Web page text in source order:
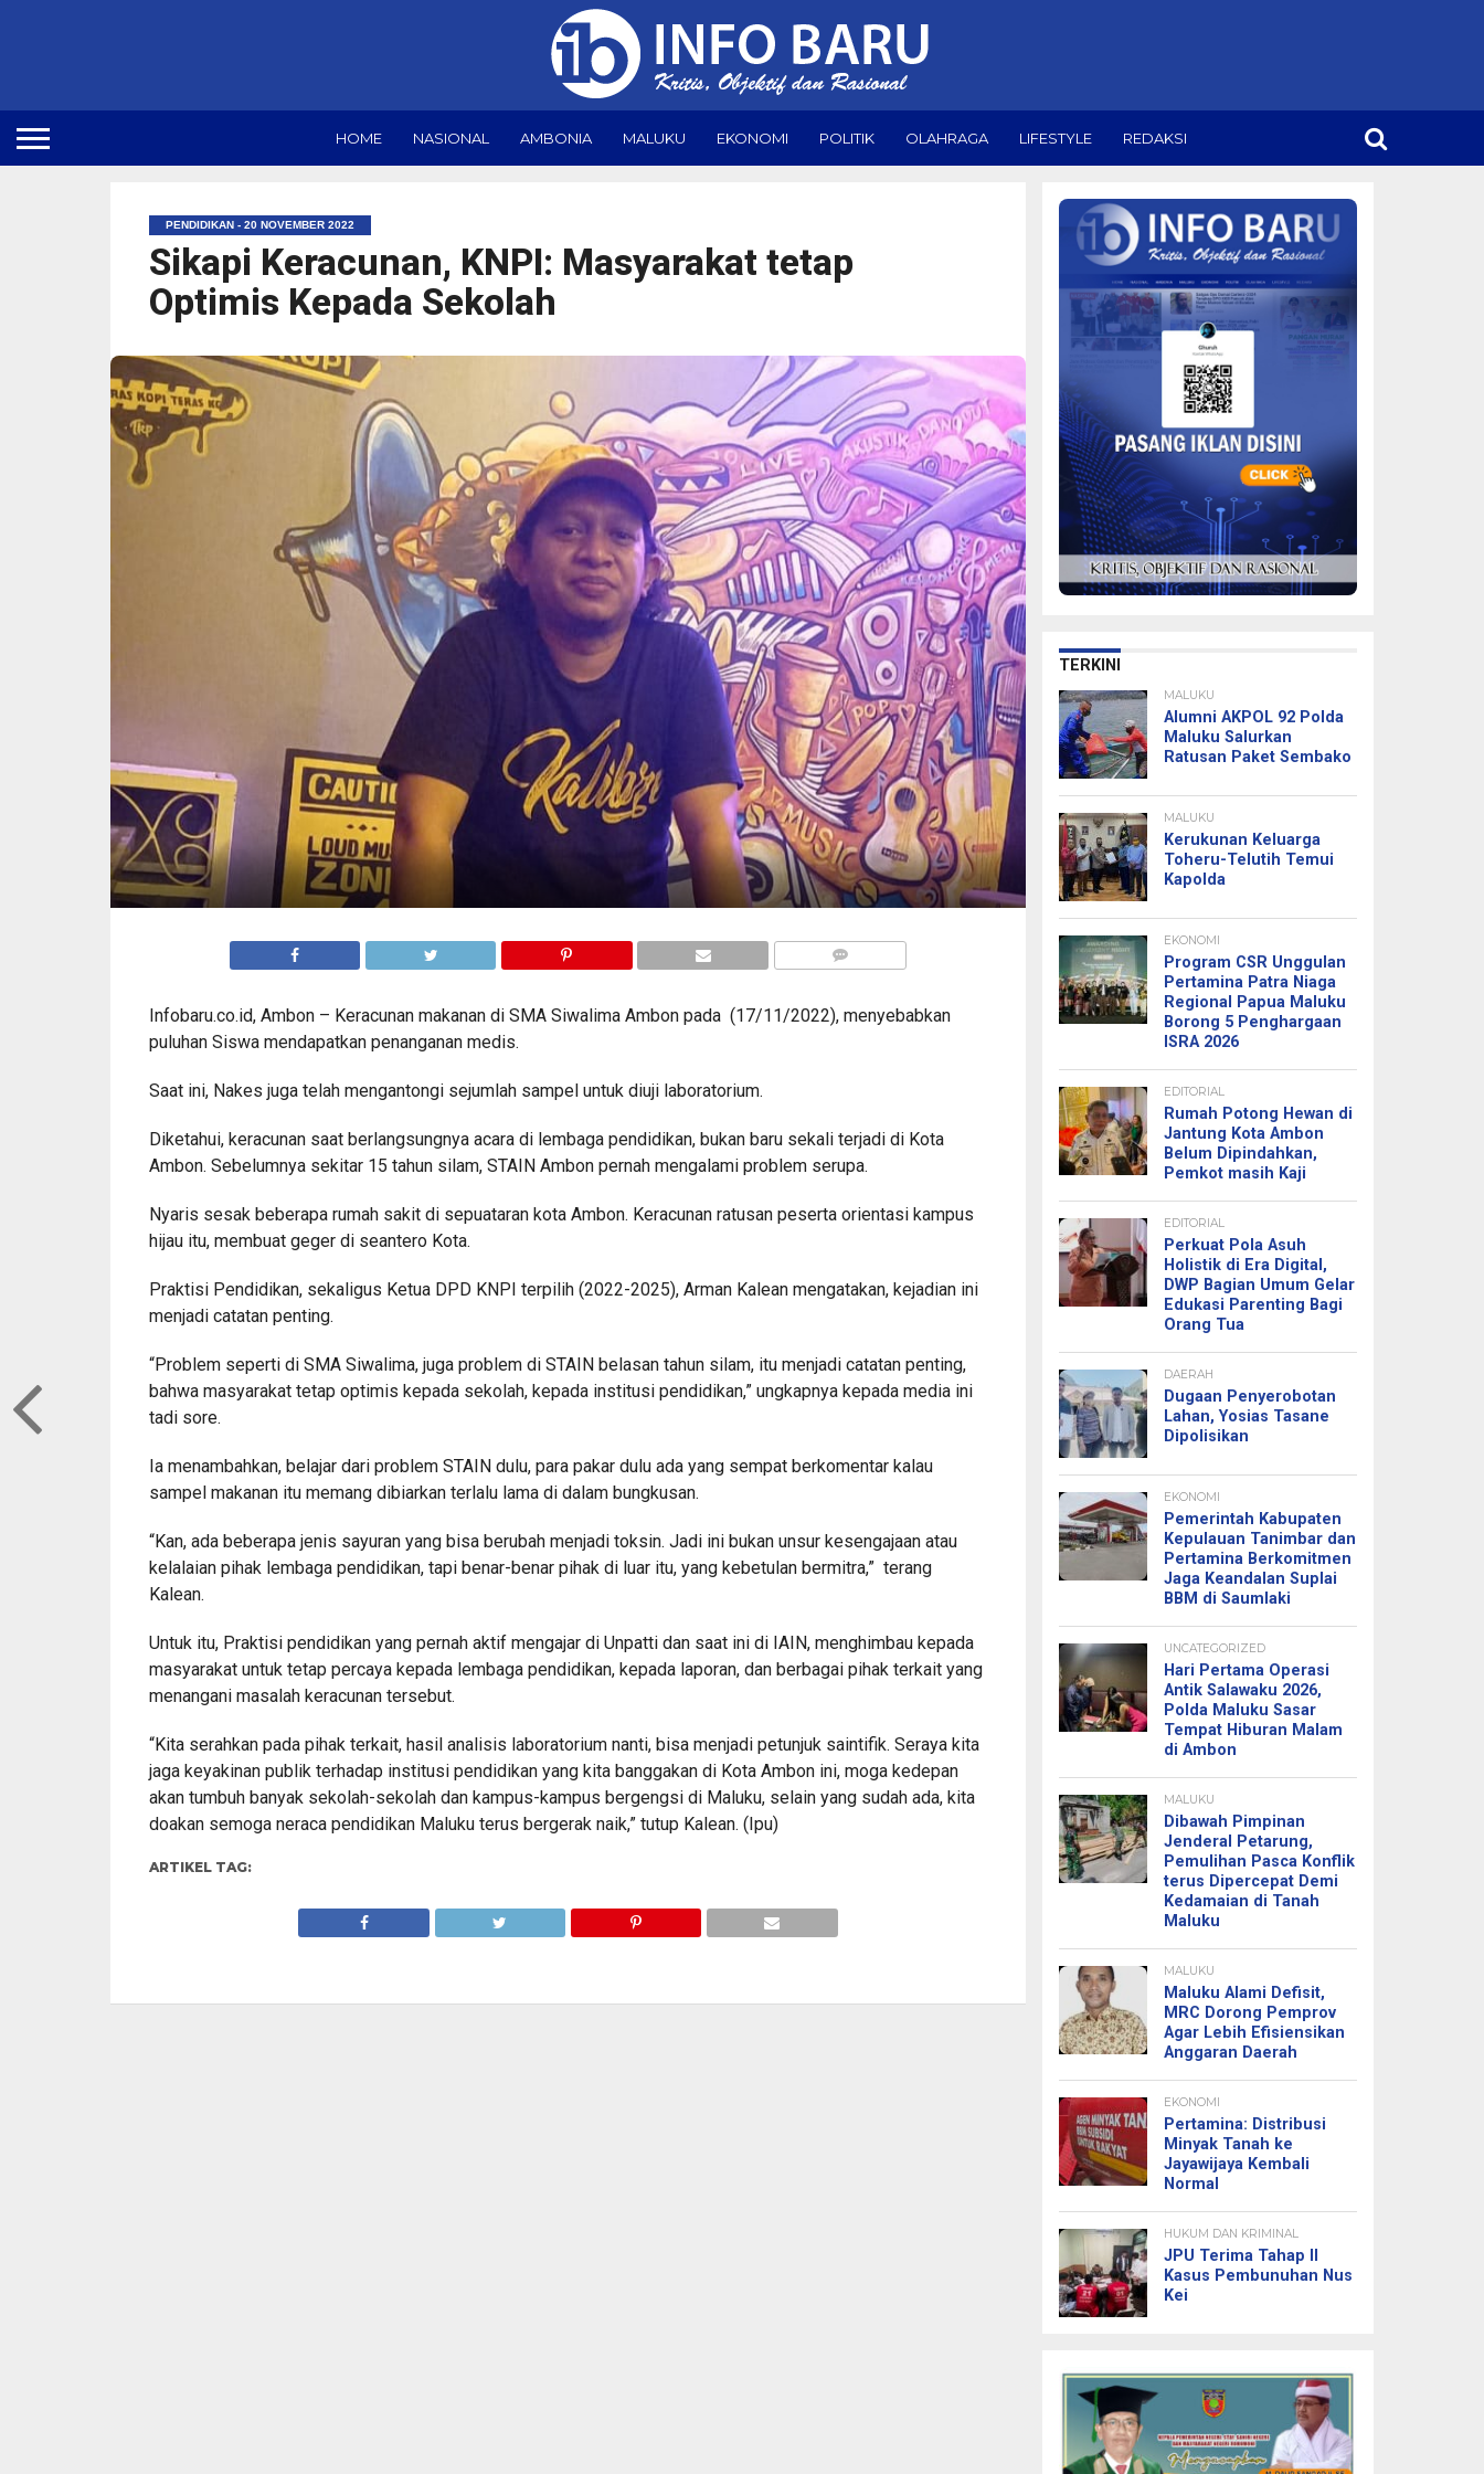
HOME NASIONAL AMBONIA MALUKU EKONOMI POLITIK OLAHRAGA LIFESTYLE REDAKSI
PENDIDIKAN - 20 NOVEMBER 2022
Sikapi Keracunan, KNPI: Masyarakat tetap
Optimis Kepada Sekolah
Infobaru.co.id, Ambon – Keracunan makanan di SMA Siwalima Ambon pada (17/11/2022), menyebabkan
puluhan Siswa mendapatkan penanganan medis.
Saat ini, Nakes juga telah mengantongi sejumlah sampel untuk diuji laboratorium.
Diketahui, keracunan saat berlangsungnya acara di lembaga pendidikan, bukan baru sekali terjadi di Kota
Ambon. Sebelumnya sekitar 15 tahun silam, STAIN Ambon pernah mengalami problem serupa.
Nyaris sesak beberapa rumah sakit di sepuataran kota Ambon. Keracunan ratusan peserta orientasi kampus
hijau itu, membuat geger di seantero Kota.
Praktisi Pendidikan, sekaligus Ketua DPD KNPI terpilih (2022-2025), Arman Kalean mengatakan, kejadian ini
menjadi catatan penting.
“Problem seperti di SMA Siwalima, juga problem di STAIN belasan tahun silam, itu menjadi catatan penting,
bahwa masyarakat tetap optimis kepada sekolah, kepada institusi pendidikan,” ungkapnya kepada media ini
tadi sore.
Ia menambahkan, belajar dari problem STAIN dulu, para pakar dulu ada yang sempat berkomentar kalau
sampel makanan itu memang dibiarkan terlalu lama di dalam bungkusan.
“Kan, ada beberapa jenis sayuran yang bisa berubah menjadi toksin. Jadi ini bukan unsur kesengajaan atau
kelalaian pihak lembaga pendidikan, tapi benar-benar pihak di luar itu, yang kebetulan bermitra,” terang
Kalean.
Untuk itu, Praktisi pendidikan yang pernah aktif mengajar di Unpatti dan saat ini di IAIN, menghimbau kepada
masyarakat untuk tetap percaya kepada lembaga pendidikan, kepada laporan, dan berbagai pihak terkait yang
menangani masalah keracunan tersebut.
“Kita serahkan pada pihak terkait, hasil analisis laboratorium nanti, bisa menjadi petunjuk saintifik. Seraya kita
jaga keyakinan publik terhadap institusi pendidikan yang kita banggakan di Kota Ambon ini, moga kedepan
akan tumbuh banyak sekolah-sekolah dan kampus-kampus bergengsi di Maluku, selain yang sudah ada, kita
doakan semoga neraca pendidikan Maluku terus bergerak naik,” tutup Kalean. (Ipu)
ARTIKEL TAG:
TERKINI
MALUKU
Alumni AKPOL 92 Polda
Maluku Salurkan
Ratusan Paket Sembako
MALUKU
Kerukunan Keluarga
Toheru-Telutih Temui
Kapolda
EKONOMI
Program CSR Unggulan
Pertamina Patra Niaga
Regional Papua Maluku
Borong 5 Penghargaan
ISRA 2026
EDITORIAL
Rumah Potong Hewan di
Jantung Kota Ambon
Belum Dipindahkan,
Pemkot masih Kaji
EDITORIAL
Perkuat Pola Asuh
Holistik di Era Digital,
DWP Bagian Umum Gelar
Edukasi Parenting Bagi
Orang Tua
DAERAH
Dugaan Penyerobotan
Lahan, Yosias Tasane
Dipolisikan
EKONOMI
Pemerintah Kabupaten
Kepulauan Tanimbar dan
Pertamina Berkomitmen
Jaga Keandalan Suplai
BBM di Saumlaki
UNCATEGORIZED
Hari Pertama Operasi
Antik Salawaku 2026,
Polda Maluku Sasar
Tempat Hiburan Malam
di Ambon
MALUKU
Dibawah Pimpinan
Jenderal Petarung,
Pemulihan Pasca Konflik
terus Dipercepat Demi
Kedamaian di Tanah
Maluku
MALUKU
Maluku Alami Defisit,
MRC Dorong Pemprov
Agar Lebih Efisiensikan
Anggaran Daerah
EKONOMI
Pertamina: Distribusi
Minyak Tanah ke
Jayawijaya Kembali
Normal
HUKUM DAN KRIMINAL
JPU Terima Tahap II
Kasus Pembunuhan Nus
Kei